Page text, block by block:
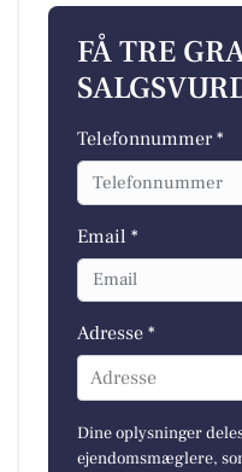
FÅ TRE
Telefonnummer *
Email *
Adresse *
Adresse
Dine oplysninger
ejendomsmæglere,